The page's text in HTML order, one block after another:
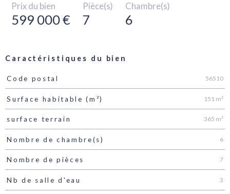
Prix du bien
599 000 €
Pièce(s)
7
Chambre(s)
6
Caractéristiques du bien
Caractéristiques
Code postal 56510
Surface habitable (m²) 151 m²
surface terrain 365 m²
Nombre de chambre(s) 6
Nombre de pièces 7
Nb de salle d'eau 3